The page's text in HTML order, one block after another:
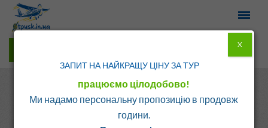
ЗАПИТ НА НАЙКРАЩУ ЦІНУ ЗА ТУР
працюємо цілодобово!
Ми надамо персональну пропозицію в продовж
години.
X